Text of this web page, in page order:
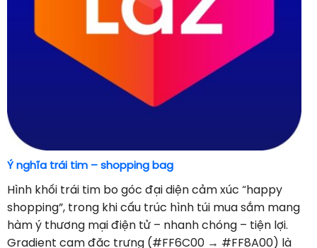
Ý nghĩa trái tim – shopping bag
Hình khối trái tim bo góc đại diện cảm xúc “happy
shopping”, trong khi cấu trúc hình túi mua sắm mang
hàm ý thương mại điện tử – nhanh chóng – tiện lợi.
Gradient cam đặc trưng (#FF6C00 → #FF8A00) là